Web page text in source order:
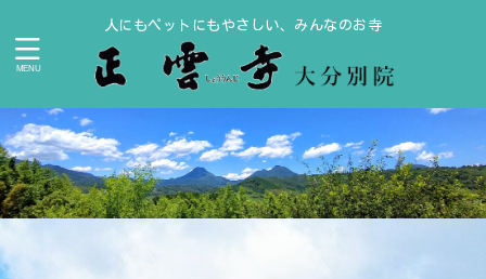
人にもペットにもやさしい、みんなのお寺